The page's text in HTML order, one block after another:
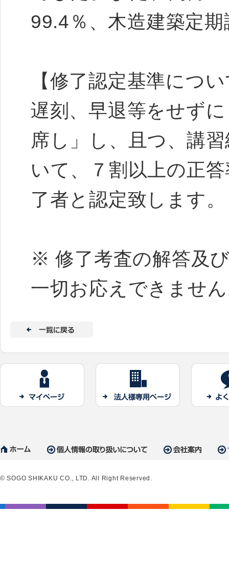
99.4％、木造建築定
【修了認定基準につ
遅刻、早退等をせず
席し」し、且つ、講
いて、７割以上の正
了者と認定致します。
※ 修了考査の解答及
一切お応えできませ
© SOGO SHIKAKU CO., LTD. All Right Reserved.